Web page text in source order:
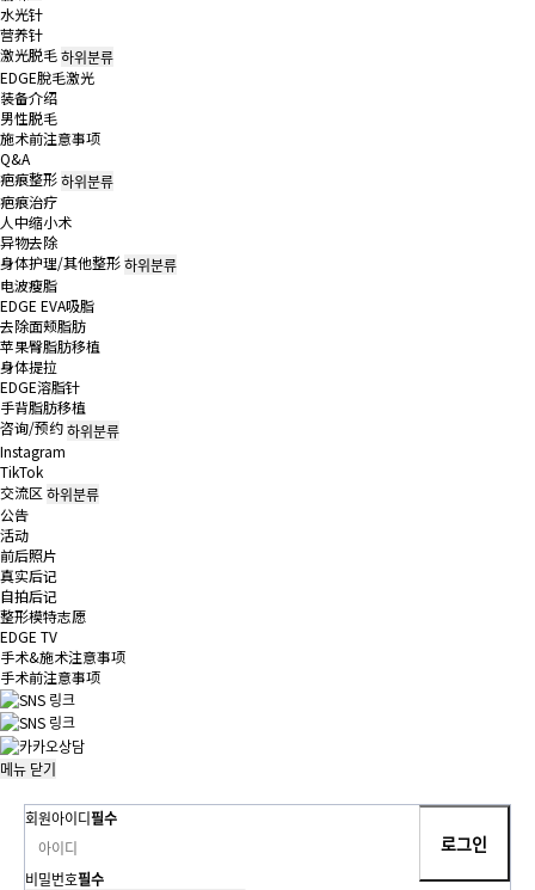
水光针
营养针
激光脱毛하위분류
EDGE脫毛激光
装备介绍
男性脱毛
施术前注意事项
Q&A
疤痕整形하위분류
疤痕治疗
人中缩小术
异物去除
身体护理/其他整形하위분류
电波瘦脂
EDGE EVA吸脂
去除面颊脂肪
苹果臀脂肪移植
身体提拉
EDGE溶脂针
手背脂肪移植
咨询/预约하위분류
Instagram
TikTok
交流区 하위분류
公告
活动
前后照片
真实后记
自拍后记
整形模特志愿
EDGE TV
手术&施术注意事项
手术前注意事项
메뉴 닫기
회원아이디필수
비밀번호필수